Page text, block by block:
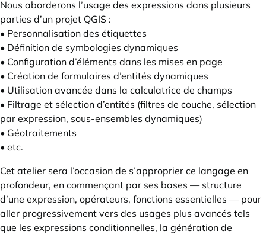
Nous aborderons l’usage des expressions dans plusieurs
parties d’un projet QGIS :
• Personnalisation des étiquettes
• Définition de symbologies dynamiques
• Configuration d’éléments dans les mises en page
• Création de formulaires d’entités dynamiques
• Utilisation avancée dans la calculatrice de champs
• Filtrage et sélection d’entités (filtres de couche, sélection
par expression, sous-ensembles dynamiques)
• Géotraitements
• etc.
Cet atelier sera l’occasion de s’approprier ce langage en
profondeur, en commençant par ses bases — structure
d’une expression, opérateurs, fonctions essentielles — pour
aller progressivement vers des usages plus avancés tels
que les expressions conditionnelles, la génération de